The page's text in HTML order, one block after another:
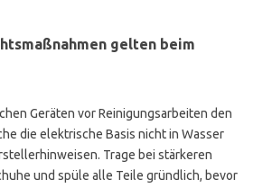
gelten beim
Geräten vor Reinigungsarbeiten den
die elektrische Basis nicht in Wasser
Trage bei stärkeren
und spüle alle Teile gründlich, bevor